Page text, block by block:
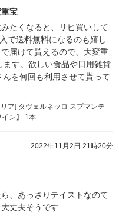
宝
たくなると、リピ買いして
で送料無料になるのも嬉し
届けて貰えるので、大変重
す。欲しい食品や日用雑貨
を何回も利用させて貰って
ア] タヴェルネッロ スプマンテ
イン】 1本
2022年11月2日 21時20分
、あっさりテイストなのて
丈夫そうです